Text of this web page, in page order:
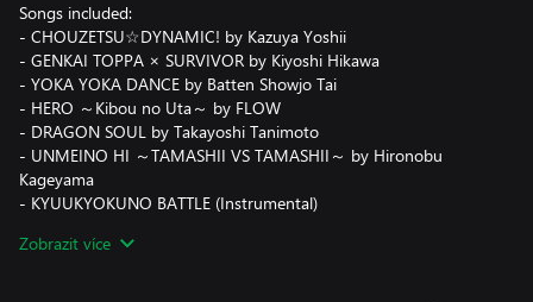
Songs included:
- CHOUZETSU☆DYNAMIC! by Kazuya Yoshii
- GENKAI TOPPA × SURVIVOR by Kiyoshi Hikawa
- YOKA YOKA DANCE by Batten Showjo Tai
- HERO ～Kibou no Uta～ by FLOW
- DRAGON SOUL by Takayoshi Tanimoto
- UNMEINO HI ～TAMASHII VS TAMASHII～ by Hironobu
Kageyama
- KYUUKYOKUNO BATTLE (Instrumental)
- SHIO YOBU CELL GAME
Zobrazit více